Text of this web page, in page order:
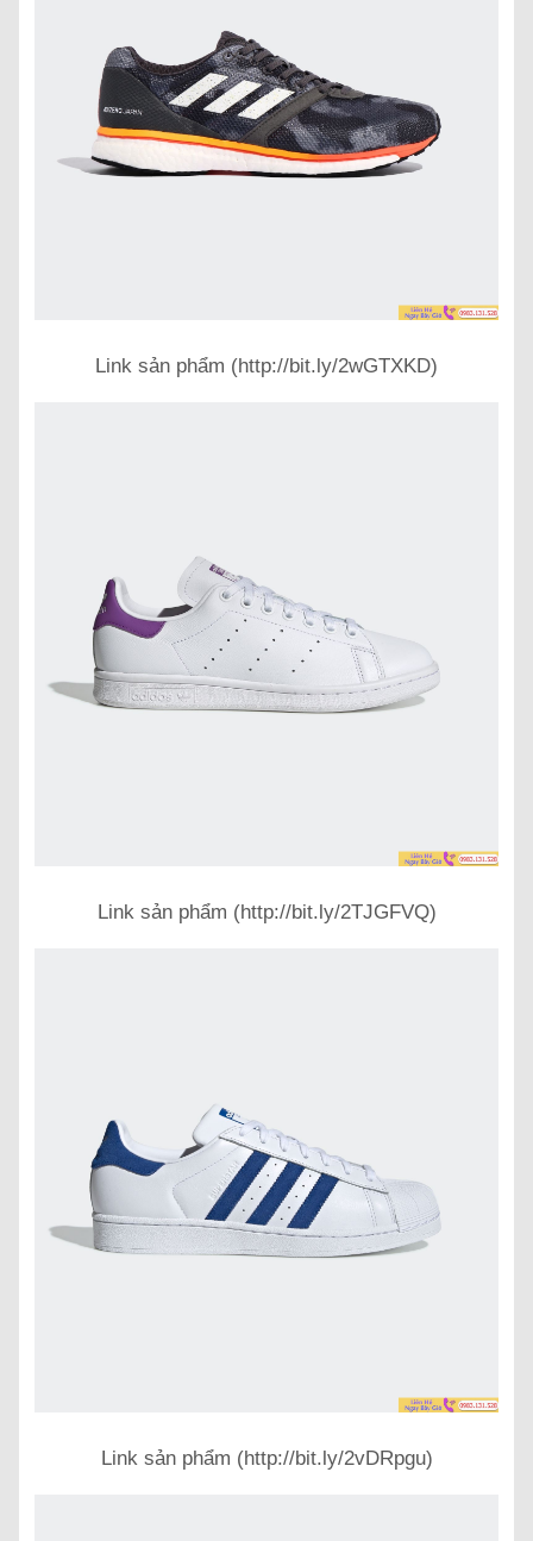
Link sản phẩm (http://bit.ly/2wGTXKD)
Link sản phẩm (http://bit.ly/2TJGFVQ)
Link sản phẩm (http://bit.ly/2vDRpgu)